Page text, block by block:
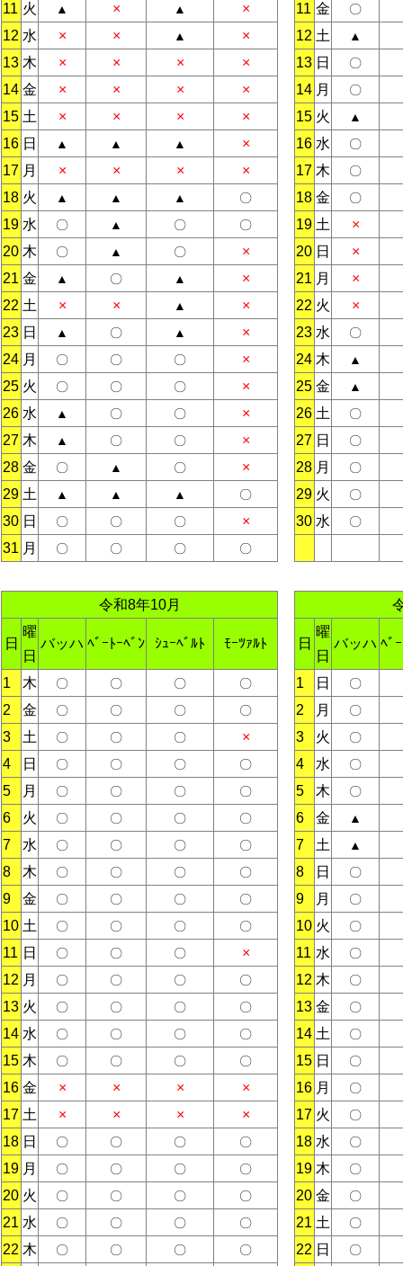
11 火 ▲ × ▲
×
12 水 × × ▲
×
13 木 × × ×
×
14 金 × × ×
×
15 土 × × ×
×
16 日 ▲ ▲ ▲
×
17 月 × × ×
×
18 火 ▲ ▲ ▲ 〇
19 水 〇 ▲ 〇 〇
20 木 〇 ▲ 〇
×
21 金 ▲ 〇 ▲
×
22 土 × × ▲
×
23 日 ▲ 〇 ▲
×
24 月 〇 〇 〇
×
25 火 〇 〇 〇
×
26 水 ▲ 〇 〇
×
27 木 ▲ 〇 〇
×
28 金 〇 ▲ 〇
×
29 土 ▲ ▲ ▲ 〇
30 日 〇 〇 〇
×
31 月 〇 〇 〇 〇
11 金 〇
12 土 ▲
13 日 〇
14 月 〇
15 火 ▲
16 水 〇
17 木 〇
18 金 〇
19 土
×
20 日
×
21 月
×
22 火
×
23 水 〇
24 木 ▲
25 金 ▲
26 土 〇
27 日 〇
28 月 〇
29 火 〇
30 水 〇
令和8年10月
日
曜
日
バッハ ﾍﾞｰﾄｰﾍﾞﾝ ｼｭｰﾍﾞﾙﾄ ﾓｰﾂｧﾙﾄ
1 木 〇 〇 〇 〇
2 金 〇 〇 〇 〇
3 土 〇 〇 〇
×
4
日 〇 〇 〇 〇
5 月 〇 〇 〇 〇
6 火 〇 〇 〇 〇
7 水 〇 〇 〇 〇
8 木 〇 〇 〇 〇
9 金 〇 〇 〇 〇
10 土 〇 〇 〇 〇
11 日 〇 〇 〇
×
12 月 〇 〇 〇 〇
13 火 〇 〇 〇 〇
14 水 〇 〇 〇 〇
15 木 〇 〇 〇 〇
16 金 × × ×
×
17 土 × × ×
×
18 日 〇 〇 〇 〇
19 月 〇 〇 〇 〇
20 火 〇 〇 〇 〇
21 水 〇 〇 〇 〇
22 木 〇 〇 〇 〇
日
曜
日
バッハ ﾍﾞ
1 日 〇
2 月 〇
3 火 〇
4 水 〇
5 木 〇
6 金 ▲
7 土 ▲
8 日 〇
9 月 〇
10 火 〇
11 水 〇
12 木 〇
13 金 〇
14 土 〇
15 日 〇
16 月 〇
17 火 〇
18 水 〇
19 木 〇
20 金 〇
21 土 〇
22 日 〇